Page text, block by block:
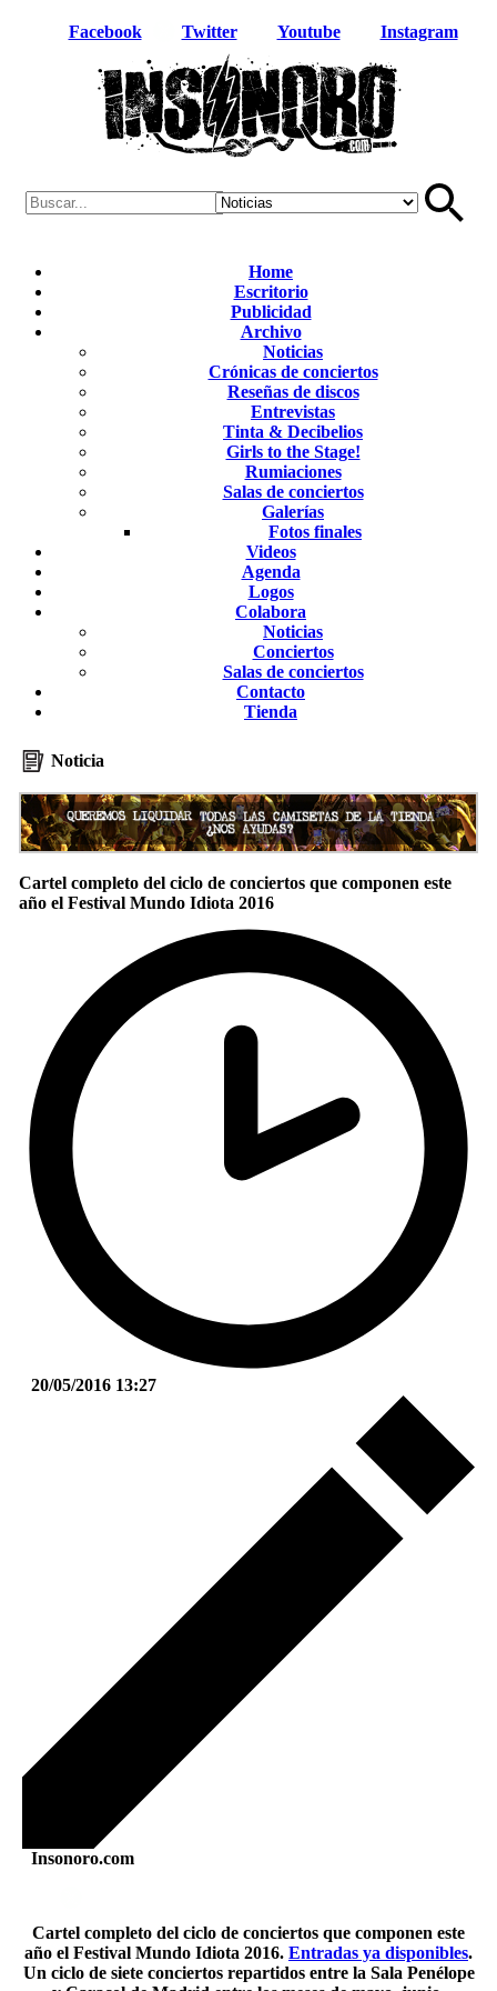
Facebook Twitter Youtube Instagram
Home
Escritorio
Publicidad
Archivo
Noticias
Crónicas de conciertos
Reseñas de discos
Entrevistas
Tinta & Decibelios
Girls to the Stage!
Rumiaciones
Salas de conciertos
Galerías
Fotos finales
Videos
Agenda
Logos
Colabora
Noticias
Conciertos
Salas de conciertos
Contacto
Tienda
Noticia
Cartel completo del ciclo de conciertos que componen este
año el Festival Mundo Idiota 2016
20/05/2016 13:27
Insonoro.com
Cartel completo del ciclo de conciertos que componen este
año el Festival Mundo Idiota 2016. Entradas ya disponibles.
Un ciclo de siete conciertos repartidos entre la Sala Penélope